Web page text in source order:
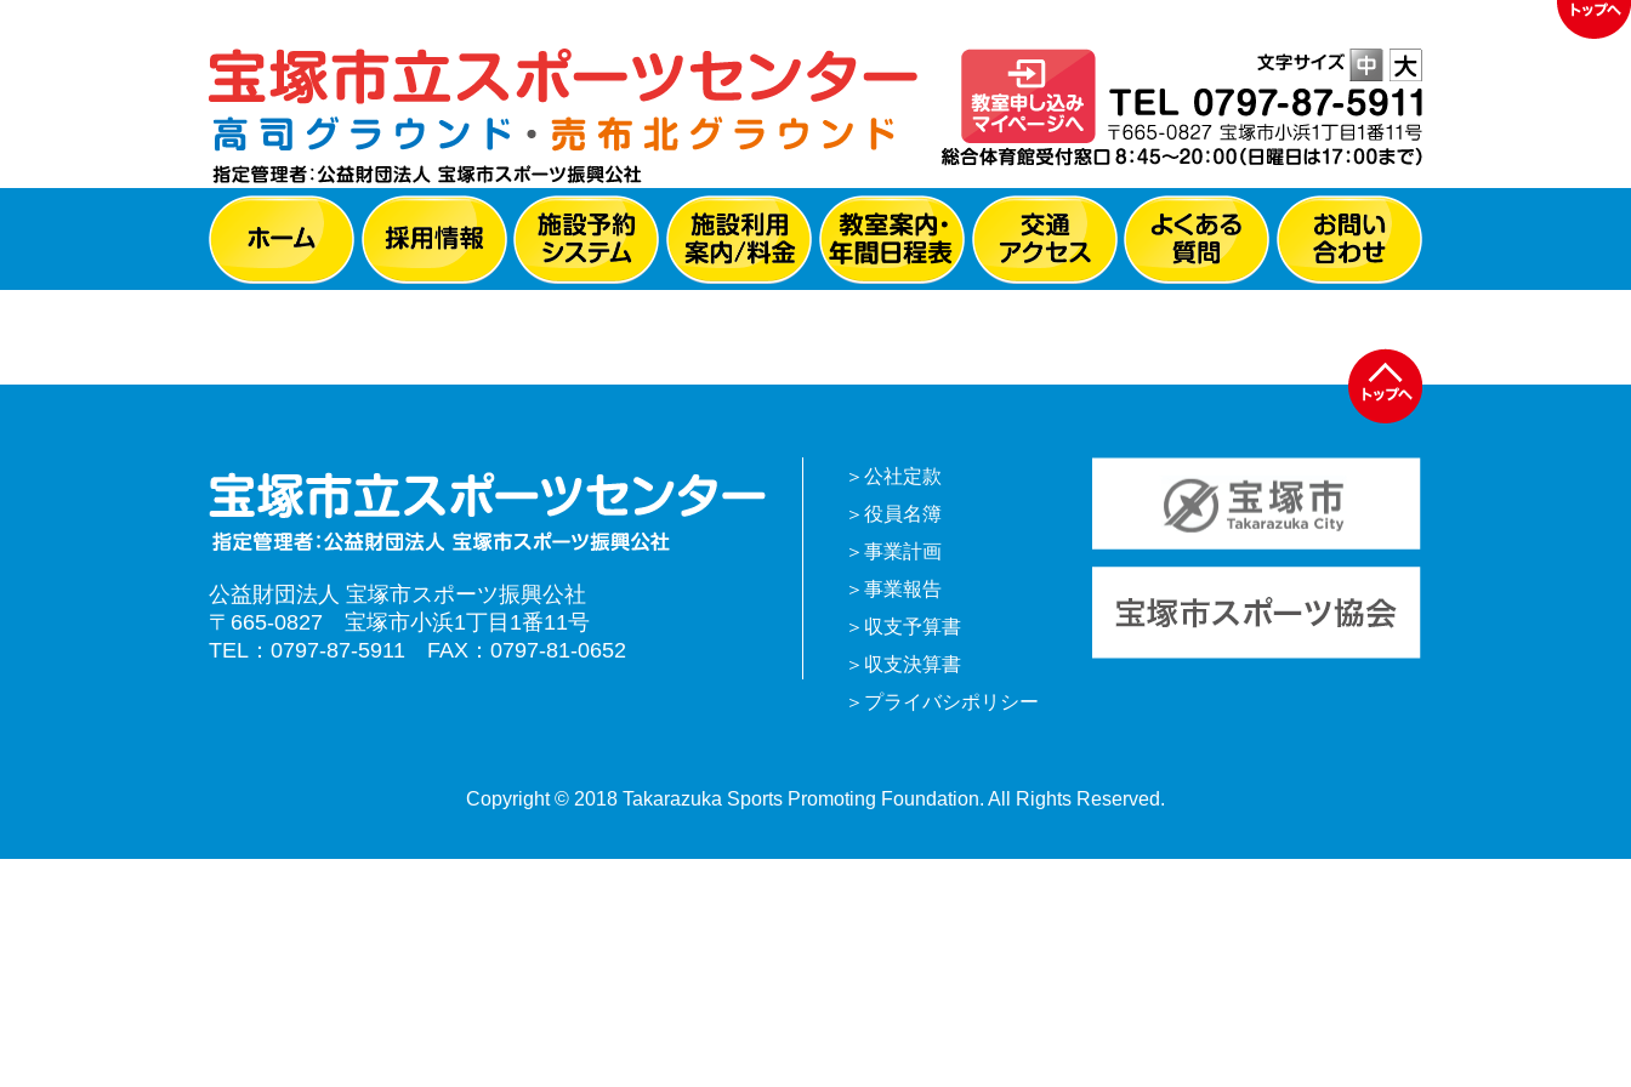
公益財団法人 宝塚市スポーツ振興公社
〒665-0827 宝塚市小浜1丁目1番11号
TEL：0797-87-5911 FAX：0797-81-0652
公社定款
役員名簿
事業計画
事業報告
収支予算書
収支決算書
プライバシポリシー
Copyright © 2018 Takarazuka Sports Promoting Foundation. All Rights Reserved.